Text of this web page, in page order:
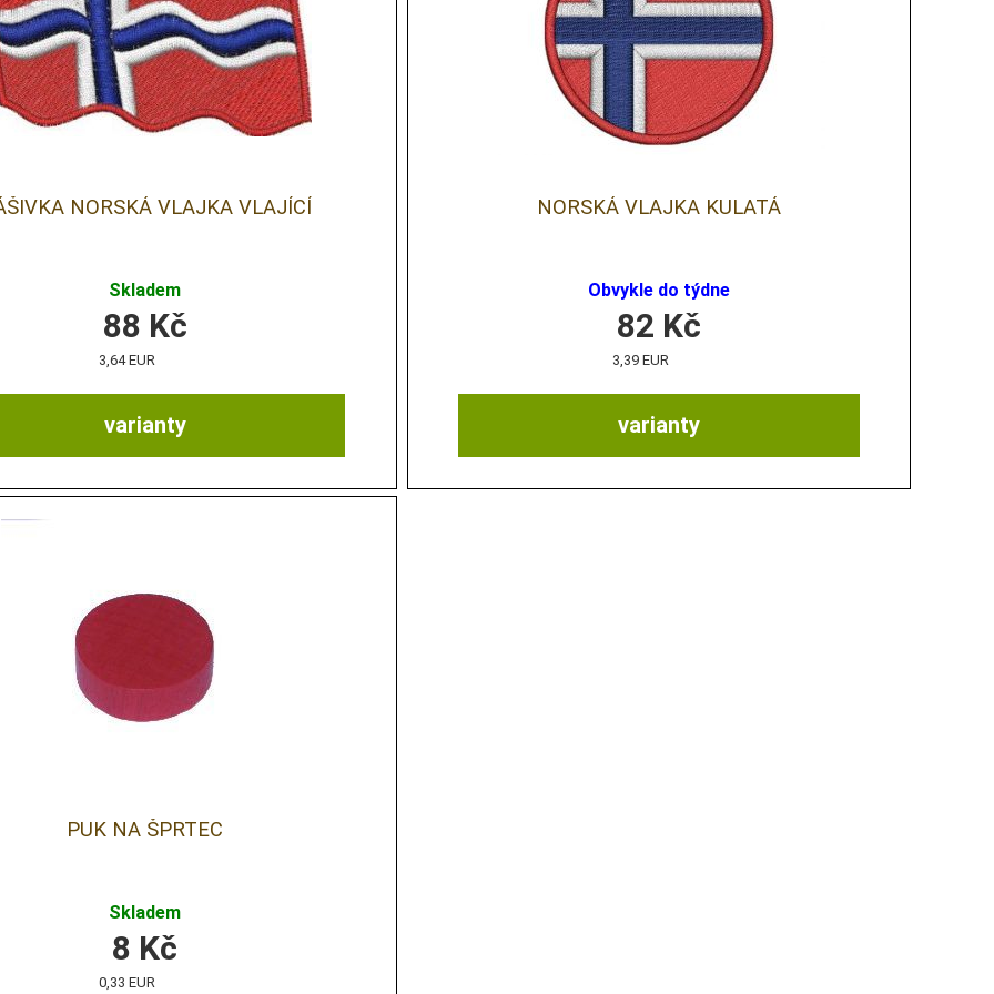
NORSKÁ VLAJKA VLAJÍCÍ
Skladem
varianty
88 Kč
3,64 EUR
NORSKÁ VLAJKA KULATÁ
Obvykle do týdne
varianty
82 Kč
3,39 EUR
PUK NA ŠPRTEC
Skladem
8 Kč
0,33 EUR